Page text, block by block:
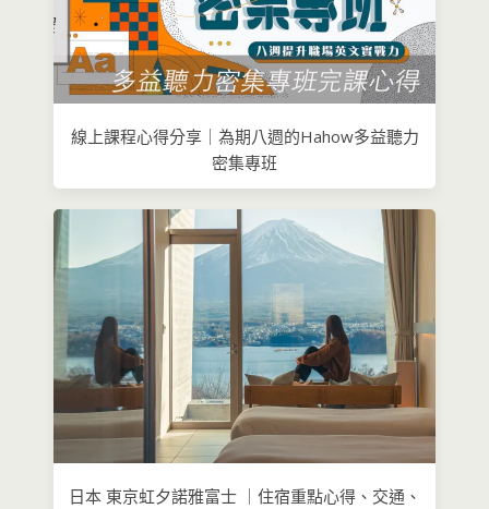
線上課程心得分享｜為期八週的Hahow多益聽力
密集專班
日本 東京虹夕諾雅富士 ｜住宿重點心得、交通、